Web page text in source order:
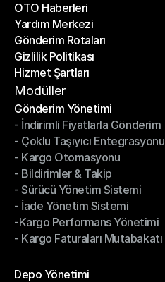
Başarı Hikayeleri
OTO Haberleri
OTO Haberleri
Yardım Merkezi
Yardım Merkezi
Gönderim Rotaları
Gönderim Rotaları
Gizlilik Politikası
Gizlilik Politikası
Hizmet Şartları
Hizmet Şartları
Modüller
Gönderim Yönetimi
Gönderim Yönetimi
- İndirimli Fiyatlarla Gönderim
- İndirimli Fiyatlarla Gönderim
- Çoklu Taşıyıcı Entegrasyonu
- Çoklu Taşıyıcı Entegrasyonu
- Kargo Otomasyonu
- Kargo Otomasyonu
- Bildirimler & Takip
- Bildirimler & Takip
- Sürücü Yönetim Sistemi
- Sürücü Yönetim Sistemi
- İade Yönetim Sistemi
- İade Yönetim Sistemi
-Kargo Performans Yönetimi
-Kargo Performans Yönetimi
- Kargo Faturaları Mutabakatı
Depo Yönetimi